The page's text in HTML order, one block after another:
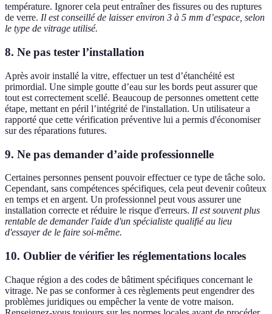
température. Ignorer cela peut entraîner des fissures ou des ruptures
de verre. Il est conseillé de laisser environ 3 à 5 mm d’espace, selon
le type de vitrage utilisé.
8. Ne pas tester l’installation
Après avoir installé la vitre, effectuer un test d’étanchéité est
primordial. Une simple goutte d’eau sur les bords peut assurer que
tout est correctement scellé. Beaucoup de personnes omettent cette
étape, mettant en péril l’intégrité de l'installation. Un utilisateur a
rapporté que cette vérification préventive lui a permis d'économiser
sur des réparations futures.
9. Ne pas demander d’aide professionnelle
Certaines personnes pensent pouvoir effectuer ce type de tâche solo.
Cependant, sans compétences spécifiques, cela peut devenir coûteux
en temps et en argent. Un professionnel peut vous assurer une
installation correcte et réduire le risque d'erreurs. Il est souvent plus
rentable de demander l'aide d'un spécialiste qualifié au lieu
d'essayer de le faire soi-même.
10. Oublier de vérifier les réglementations locales
Chaque région a des codes de bâtiment spécifiques concernant le
vitrage. Ne pas se conformer à ces règlements peut engendrer des
problèmes juridiques ou empêcher la vente de votre maison.